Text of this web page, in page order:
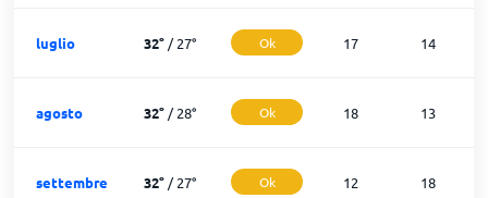
luglio 32°/27° Ok 17 14
agosto 32°/28° Ok 18 13
settembre 32°/27° Ok 12 18